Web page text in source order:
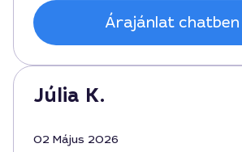
Árajánlat chatben
Júlia K.
02 Május 2026